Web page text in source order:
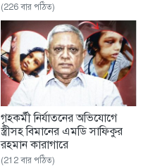
(226 বার পঠিত)
গৃহকর্মী নির্যাতনের অভিযোগে
স্ত্রীসহ বিমানের এমডি সাফিকুর
রহমান কারাগারে
(212 বার পঠিত)